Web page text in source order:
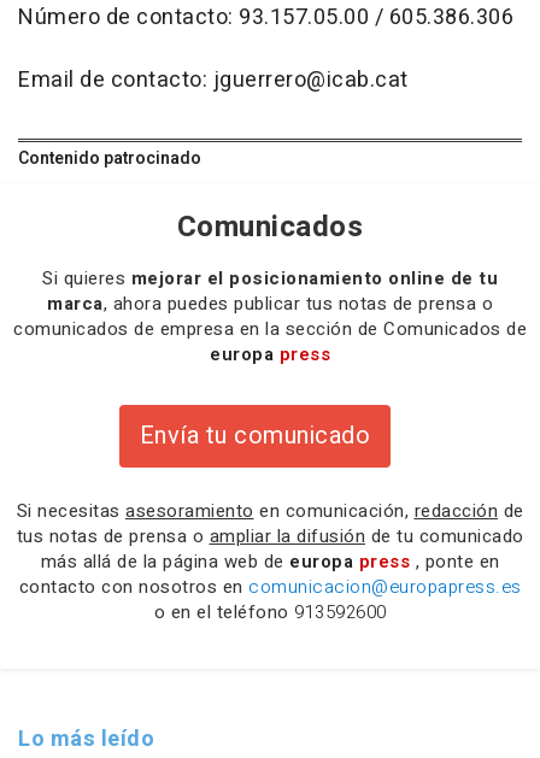
Número de contacto: 93.157.05.00 / 605.386.306
Email de contacto: jguerrero@icab.cat
Contenido patrocinado
Comunicados
Si quieres mejorar el posicionamiento online de tu
marca, ahora puedes publicar tus notas de prensa o
comunicados de empresa en la sección de Comunicados de
europa press
Envía tu comunicado
Si necesitas asesoramiento en comunicación, redacción de
tus notas de prensa o ampliar la difusión de tu comunicado
más allá de la página web de europa press , ponte en
contacto con nosotros en comunicacion@europapress.es
o en el teléfono 913592600
Lo más leído